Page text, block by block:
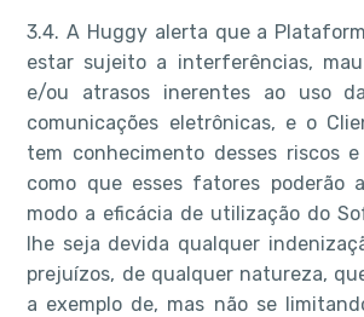
3.4. A Huggy alerta que a
estar sujeito a interferências,
e/ou atrasos inerentes ao uso
comunicações eletrônicas, e o
tem conhecimento desses riscos
como que esses fatores poderão
modo a eficácia de utilização do
lhe seja devida qualquer
prejuízos, de qualquer natureza,
a exemplo de, mas não se